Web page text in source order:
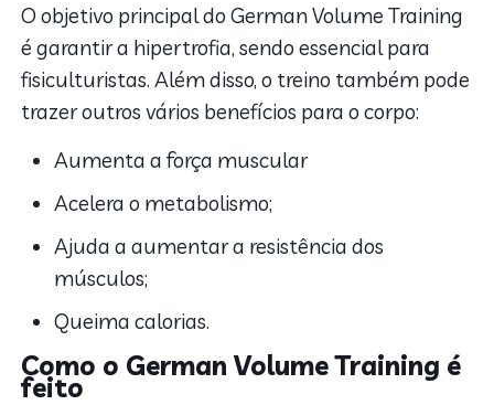
O objetivo principal do German Volume Training
é garantir a hipertrofia, sendo essencial para
fisiculturistas. Além disso, o treino também pode
trazer outros vários benefícios para o corpo:
Aumenta a força muscular
Acelera o metabolismo;
Ajuda a aumentar a resistência dos
músculos;
Queima calorias.
Como o German Volume Training é
feito